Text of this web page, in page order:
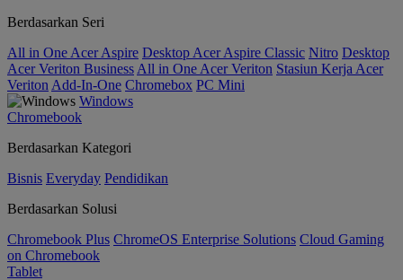
Berdasarkan Seri
All in One Acer Aspire Desktop Acer Aspire Classic Nitro Desktop
Acer Veriton Business All in One Acer Veriton Stasiun Kerja Acer
Veriton Add-In-One Chromebox PC Mini
Windows
Chromebook
Berdasarkan Kategori
Bisnis Everyday Pendidikan
Berdasarkan Solusi
Chromebook Plus ChromeOS Enterprise Solutions Cloud Gaming
on Chromebook
Tablet